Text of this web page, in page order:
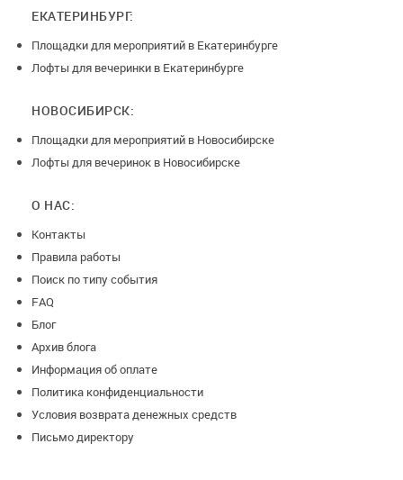
ЕКАТЕРИНБУРГ:
Площадки для мероприятий в Екатеринбурге
Лофты для вечеринки в Екатеринбурге
НОВОСИБИРСК:
Площадки для мероприятий в Новосибирске
Лофты для вечеринок в Новосибирске
О НАС:
Контакты
Правила работы
Поиск по типу события
FAQ
Блог
Архив блога
Информация об оплате
Политика конфиденциальности
Условия возврата денежных средств
Письмо директору